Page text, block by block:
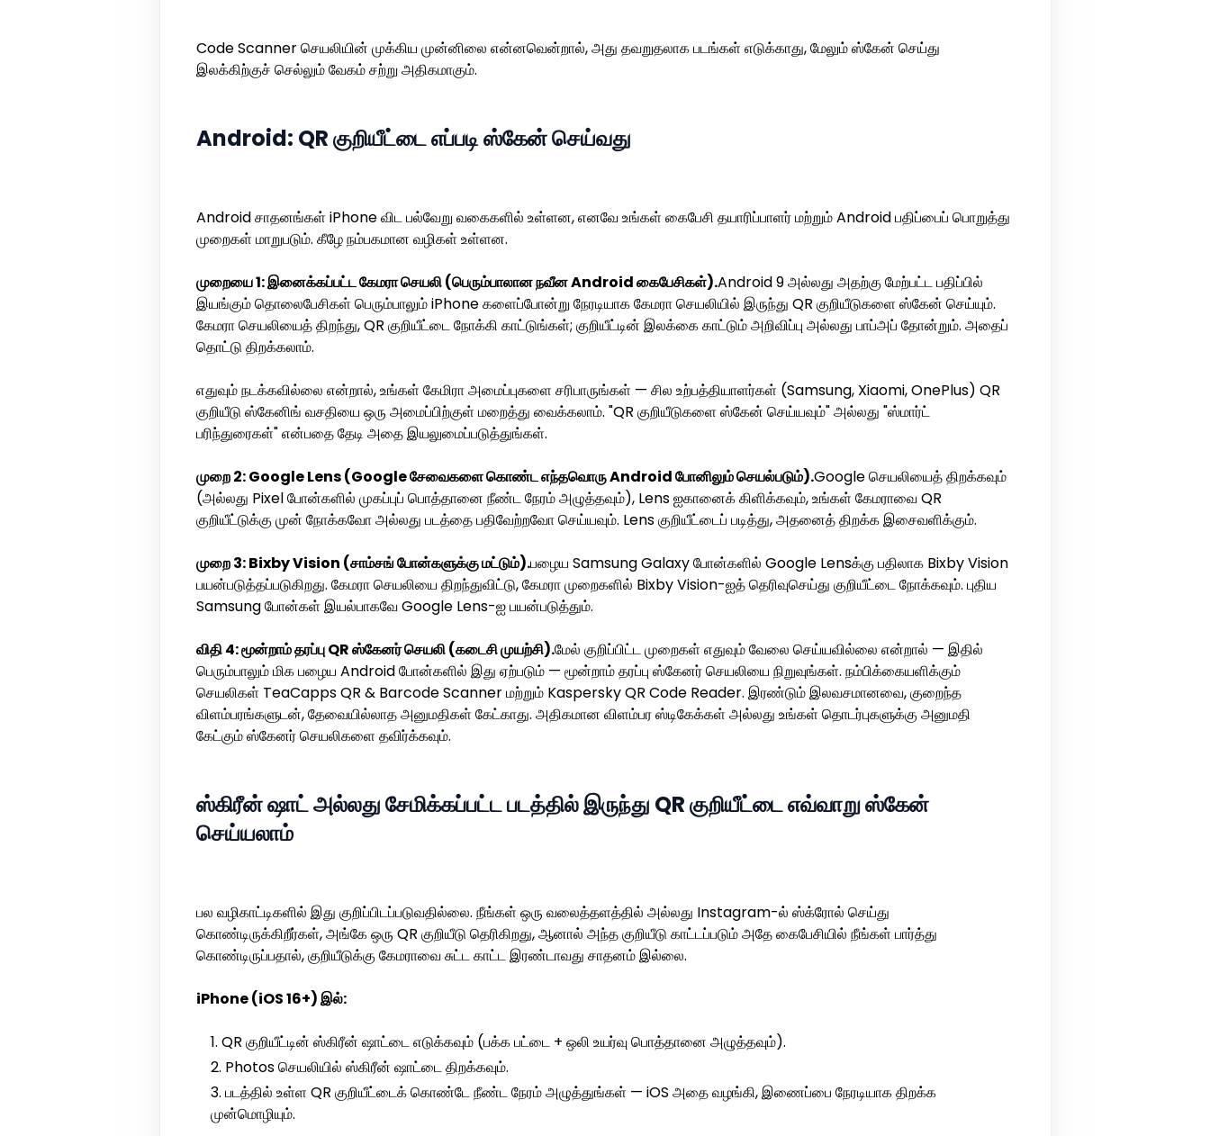
Code Scanner செயலியின் முக்கிய முன்னிலை என்னவென்றால், அது தவறுதலாக படங்கள் எடுக்காது, மேலும் ஸ்கேன் செய்து
இலக்கிற்குச் செல்லும் வேகம் சற்று அதிகமாகும்.
Android: QR குறியீட்டை எப்படி ஸ்கேன் செய்வது
Android சாதனங்கள் iPhone விட பல்வேறு வகைகளில் உள்ளன, எனவே உங்கள் கைபேசி தயாரிப்பாளர் மற்றும் Android பதிப்பைப் பொறுத்து
முறைகள் மாறுபடும். கீழே நம்பகமான வழிகள் உள்ளன.
முறையை 1: இனைக்கப்பட்ட கேமரா செயலி (பெரும்பாலான நவீன Android கைபேசிகள்).Android 9 அல்லது அதற்கு மேற்பட்ட பதிப்பில்
இயங்கும் தொலைபேசிகள் பெரும்பாலும் iPhone களைப்போன்று நேரடியாக கேமரா செயலியில் இருந்து QR குறியீடுகளை ஸ்கேன் செய்யும்.
கேமரா செயலியைத் திறந்து, QR குறியீட்டை நோக்கி காட்டுங்கள்; குறியீட்டின் இலக்கை காட்டும் அறிவிப்பு அல்லது பாப்அப் தோன்றும். அதைப்
தொட்டு திறக்கலாம்.
எதுவும் நடக்கவில்லை என்றால், உங்கள் கேமிரா அமைப்புகளை சரிபாருங்கள் — சில உற்பத்தியாளர்கள் (Samsung, Xiaomi, OnePlus) QR
குறியீடு ஸ்கேனிங் வசதியை ஒரு அமைப்பிற்குள் மறைத்து வைக்கலாம். "QR குறியீடுகளை ஸ்கேன் செய்யவும்" அல்லது "ஸ்மார்ட்
பரிந்துரைகள்" என்பதை தேடி அதை இயலுமைப்படுத்துங்கள்.
முறை 2: Google Lens (Google சேவைகளை கொண்ட எந்தவொரு Android போனிலும் செயல்படும்).Google செயலியைத் திறக்கவும்
(அல்லது Pixel போன்களில் முகப்புப் பொத்தானை நீண்ட நேரம் அழுத்தவும்), Lens ஐகானைக் கிளிக்கவும், உங்கள் கேமராவை QR
குறியீட்டுக்கு முன் நோக்கவோ அல்லது படத்தை பதிவேற்றவோ செய்யவும். Lens குறியீட்டைப் படித்து, அதனைத் திறக்க இசைவளிக்கும்.
முறை 3: Bixby Vision (சாம்சங் போன்களுக்கு மட்டும்).பழைய Samsung Galaxy போன்களில் Google Lensக்கு பதிலாக Bixby Vision
பயன்படுத்தப்படுகிறது. கேமரா செயலியை திறந்துவிட்டு, கேமரா முறைகளில் Bixby Vision-ஐத் தெரிவுசெய்து குறியீட்டை நோக்கவும். புதிய
Samsung போன்கள் இயல்பாகவே Google Lens-ஐ பயன்படுத்தும்.
விதி 4: மூன்றாம் தரப்பு QR ஸ்கேனர் செயலி (கடைசி முயற்சி).மேல் குறிப்பிட்ட முறைகள் எதுவும் வேலை செய்யவில்லை என்றால் — இதில்
பெரும்பாலும் மிக பழைய Android போன்களில் இது ஏற்படும் — மூன்றாம் தரப்பு ஸ்கேனர் செயலியை நிறுவுங்கள். நம்பிக்கையளிக்கும்
செயலிகள் TeaCapps QR & Barcode Scanner மற்றும் Kaspersky QR Code Reader. இரண்டும் இலவசமானவை, குறைந்த
விளம்பரங்களுடன், தேவையில்லாத அனுமதிகள் கேட்காது. அதிகமான விளம்பர ஸ்டிகேக்கள் அல்லது உங்கள் தொடர்புகளுக்கு அனுமதி
கேட்கும் ஸ்கேனர் செயலிகளை தவிர்க்கவும்.
ஸ்கிரீன் ஷாட் அல்லது சேமிக்கப்பட்ட படத்தில் இருந்து QR குறியீட்டை எவ்வாறு ஸ்கேன்
செய்யலாம்
பல வழிகாட்டிகளில் இது குறிப்பிடப்படுவதில்லை. நீங்கள் ஒரு வலைத்தளத்தில் அல்லது Instagram-ல் ஸ்க்ரோல் செய்து
கொண்டிருக்கிறீர்கள், அங்கே ஒரு QR குறியீடு தெரிகிறது, ஆனால் அந்த குறியீடு காட்டப்படும் அதே கைபேசியில் நீங்கள் பார்த்து
கொண்டிருப்பதால், குறியீடுக்கு கேமராவை சுட்ட காட்ட இரண்டாவது சாதனம் இல்லை.
iPhone (iOS 16+) இல்:
QR குறியீட்டின் ஸ்கிரீன் ஷாட்டை எடுக்கவும் (பக்க பட்டை + ஒலி உயர்வு பொத்தானை அழுத்தவும்).
Photos செயலியில் ஸ்கிரீன் ஷாட்டை திறக்கவும்.
படத்தில் உள்ள QR குறியீட்டைக் கொண்டே நீண்ட நேரம் அழுத்துங்கள் — iOS அதை வழங்கி, இணைப்பை நேரடியாக திறக்க
முன்மொழியும்.